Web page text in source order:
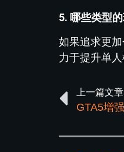
5. 哪些类型
如果追求更
力于提升单
上一篇文章
GTA5增